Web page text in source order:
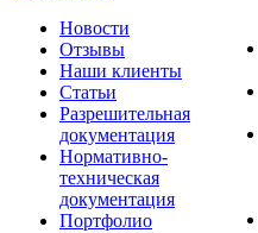
Новости
Отзывы
Наши клиенты
Статьи
Разрешительная
документация
Нормативно-
техническая
документация
Портфолио